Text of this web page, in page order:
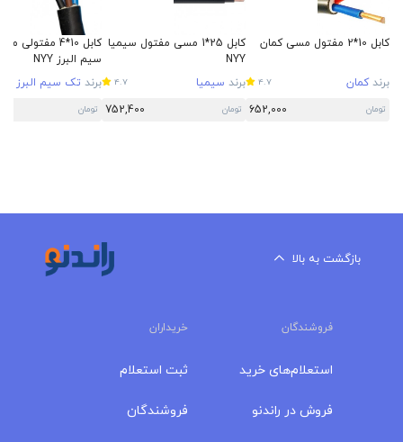
کابل 10*2 مفتول مسی کمان
برندکمان 4.7
تومان 652,000
کابل 25*1 مسی مفتول سیمیا
NYY
برند سیمیا 4.7
تومان 752,400
کابل 10*4
سیم البرز NYY
برند تک سیم البرز
تومان
بازگشت به بالا
فروشندگان خریداران
استعلام‌های خرید
فروش در راندنو
ثبت استعلام
فروشندگان